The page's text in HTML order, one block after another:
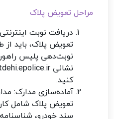
مراحل تعویض پلاک
دریافت نوبت
تعویض پلاک، باید از
نوبت‌دهی پلیس
کنید.
آماده‌سازی مدارک:
تعویض پلاک شامل
سند خودرو،